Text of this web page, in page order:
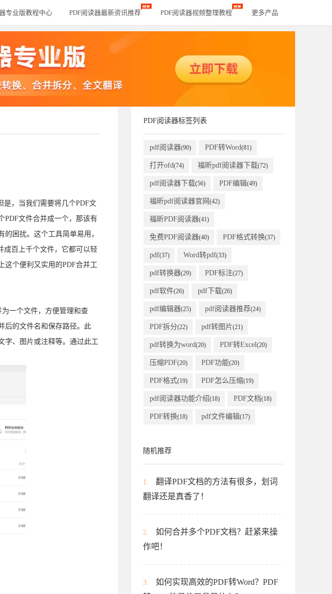
专业版教程中心 PDF阅读器最新资讯推荐 PDF阅读器视频整理教程 更多产品
是，当我们需要将几个PDF文
PDF文件合并成一个，那该有
困扰。这个工具简单易用，
成百上千个文件，它都可以轻
这个便利又实用的PDF合并工
一个文件，方便管理和查
后的文件名和保存路径。此
字、图片或注释等。通过此工
PDF阅读器标签列表
pdf阅读器(90) PDF转Word(81)
打开ofd(74) 福昕pdf阅读器下载(72)
pdf阅读器下载(56) PDF编辑(49)
福昕pdf阅读器官网 (42)
福昕PDF阅读器(41)
免费PDF阅读器(40) PDF格式转换(37)
pdf(37) Word转pdf(33)
pdf转换器(29) PDF标注(27)
pdf软件(26) pdf下载(26)
pdf编辑器(25) pdf阅读器推荐(24)
PDF拆分(22) pdf转图片(21)
pdf转换为word(20) PDF转Excel(20)
压缩PDF(20) PDF功能(20)
PDF格式(19) PDF怎么压缩(19)
pdf阅读器功能介绍(18) PDF文档(18)
PDF转换(18) pdf文件编辑(17)
随机推荐
1.
翻译PDF文档的方法有很多，划词
翻译还是真香了！
2.
如何合并多个PDF文档？赶紧来操
作吧！
3.
如何实现高效的PDF转Word？PDF